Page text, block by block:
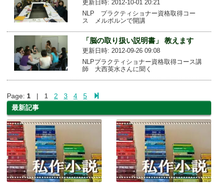
更新日時: 2012-10-01 20:21
NLP プラクティショナー資格取得コー
ス メルボルンで開講
「脳の取り扱い説明書」 教えます
更新日時: 2012-09-26 09:08
NLPプラクティショナー資格取得コース講
師 大西英水さんに聞く
Page: 1 | 1 2 3 4
5
最新記事